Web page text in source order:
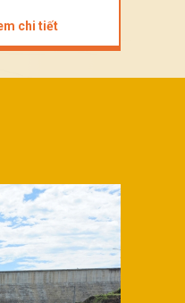
chi tiết